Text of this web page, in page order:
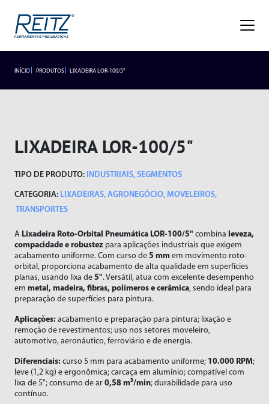
Sobre
Missão, Visão e Valores
Nossa História
Premiações
Trabalhe Conosco
Trabalhe Conosco
Alicates
Braço Articulado
Esmerilhadeiras
Furadeiras
Limadoras
Lixadeiras
Marteletes
Marteletes Rebatedores
Movimentador de Rolos
Parafusadeiras
Rebitador de Rosca
Rebitador POP
Frigoríficos
Fundições
Linha Branca
Moveleiros
Recapadoras
Transportes
Lançamentos
Assistência Técnica
Atendimento
Downloads
Empresa
Trabalhe Conosco
SEGMENTOS
INÍCIO PRODUTOS LIXADEIRA LOR-100/5"
LIXADEIRA LOR-100/5"
TIPO DE PRODUTO: INDUSTRIAIS, SEGMENTOS
CATEGORIA: LIXADEIRAS, AGRONEGÓCIO, MOVELEIROS,
TRANSPORTES
A Lixadeira Roto-Orbital Pneumática LOR-100/5" combina leveza,
compacidade e robustez para aplicações industriais que exigem
acabamento uniforme. Com curso de 5 mm em movimento roto-
orbital, proporciona acabamento de alta qualidade em superfícies
planas, usando lixa de 5". Versátil, atua com excelente desempenho
em metal, madeira, fibras, polímeros e cerâmica, sendo ideal para
preparação de superfícies para pintura.
Aplicações: acabamento e preparação para pintura; lixação e
remoção de revestimentos; uso nos setores moveleiro,
automotivo, aeronáutico, ferroviário e de energia.
Diferenciais: curso 5 mm para acabamento uniforme; 10.000 RPM;
leve (1,2 kg) e ergonômica; carcaça em alumínio; compatível com
lixa de 5"; consumo de ar 0,58 m³/min; durabilidade para uso
contínuo.